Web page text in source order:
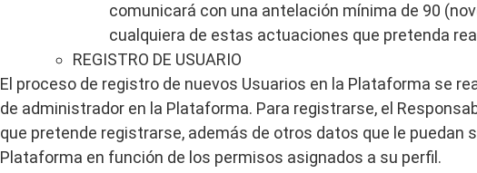
comunicará con una antelación mínima de 90
cualquiera de estas actuaciones que pretenda
REGISTRO DE USUARIO
El proceso de registro de nuevos Usuarios en la Plataforma se
de administrador en la Plataforma. Para registrarse, el
que pretende registrarse, además de otros datos que le puedan
Plataforma en función de los permisos asignados a su perfil.